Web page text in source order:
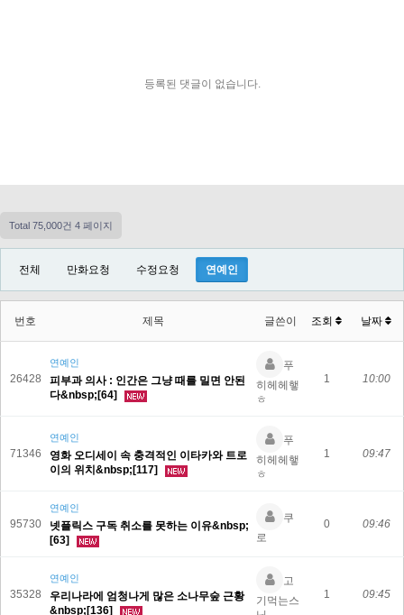
등록된 댓글이 없습니다.
Total 75,000건 4 페이지
전체 만화요청 수정요청 연예인
번호 제목 글쓴이 조회 날짜
26428
연예인
피부과 의사 : 인간은 그냥 때를 밀면 안된
다&nbsp;[64]
푸
히헤헤햏
ㅎ
1 10:00
71346
연예인
영화 오디세이 속 충격적인 이타카와 트로
이의 위치&nbsp;[117]
푸
히헤헤햏
ㅎ
1 09:47
95730
연예인
넷플릭스 구독 취소를 못하는 이유&nbsp;
[63]
쿠
로
0 09:46
35328
연예인
우리나라에 엄청나게 많은 소나무숲 근황
&nbsp;[136]
고
기먹는스
1 09:45